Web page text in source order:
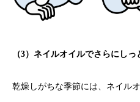
（3）ネイルオイルでさらにしっ
乾燥しがちな季節には、ネイル